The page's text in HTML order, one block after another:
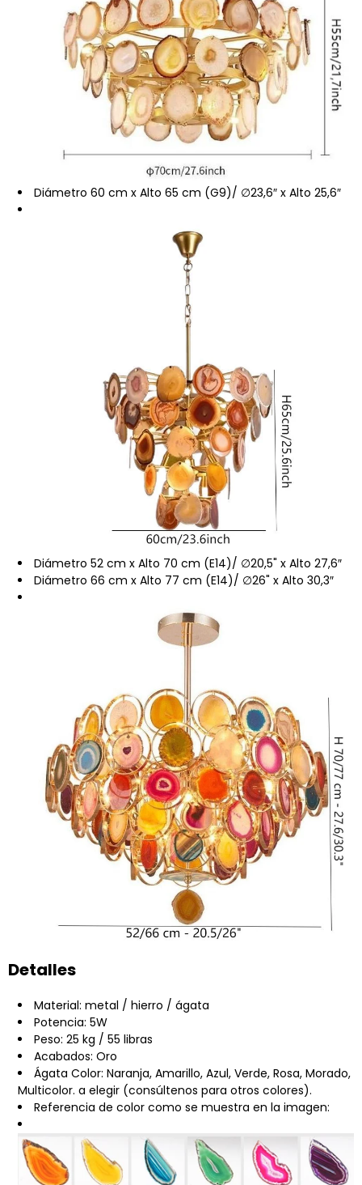
Diámetro 60 cm x Alto 65 cm (G9)/ ∅23,6″ x Alto 25,6″
Diámetro 52 cm x Alto 70 cm (E14)/ ∅20,5" x Alto 27,6″
Diámetro 66 cm x Alto 77 cm (E14)/ ∅26" x Alto 30,3″
Detalles
Material: metal / hierro / ágata
Potencia: 5W
Peso: 25 kg / 55 libras
Acabados: Oro
Ágata Color: Naranja, Amarillo, Azul, Verde, Rosa, Morado,
Multicolor. a elegir (consúltenos para otros colores).
Referencia de color como se muestra en la imagen: